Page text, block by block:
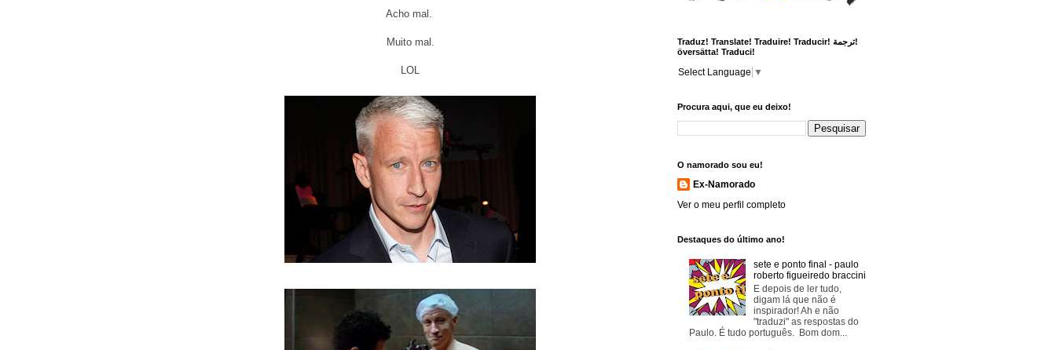
Acho mal.
Muito mal.
LOL
Traduz! Translate! Traduire! Traducir! ترجمة!
översätta! Traduci!
Select Language ▼
Procura aqui, que eu deixo!
O namorado sou eu!
Ex-Namorado
Ver o meu perfil completo
Destaques do último ano!
sete e ponto final - paulo
roberto figueiredo braccini
E depois de ler tudo,
digam lá que não é
inspirador! Ah e não
"traduzi" as respostas do
Paulo. É tudo português. Bom dom...